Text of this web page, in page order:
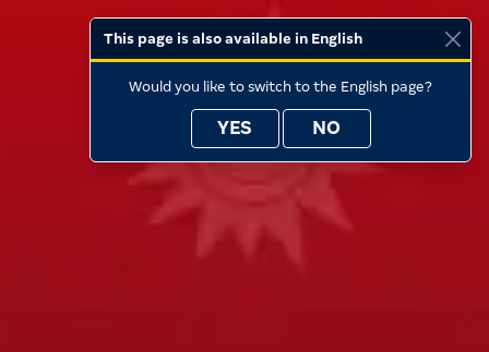
This page is also available in English
Would you like to switch to the English page?
YES NO